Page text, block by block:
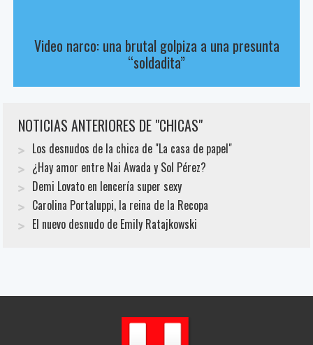
Video narco: una brutal golpiza a una presunta
“soldadita”
NOTICIAS ANTERIORES DE "CHICAS"
Los desnudos de la chica de "La casa de papel"
¿Hay amor entre Nai Awada y Sol Pérez?
Demi Lovato en lencería super sexy
Carolina Portaluppi, la reina de la Recopa
El nuevo desnudo de Emily Ratajkowski